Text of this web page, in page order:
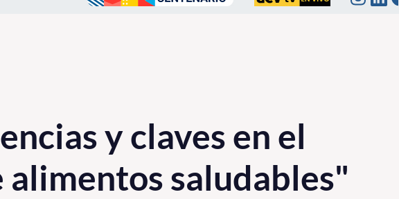
y claves en el
saludables"